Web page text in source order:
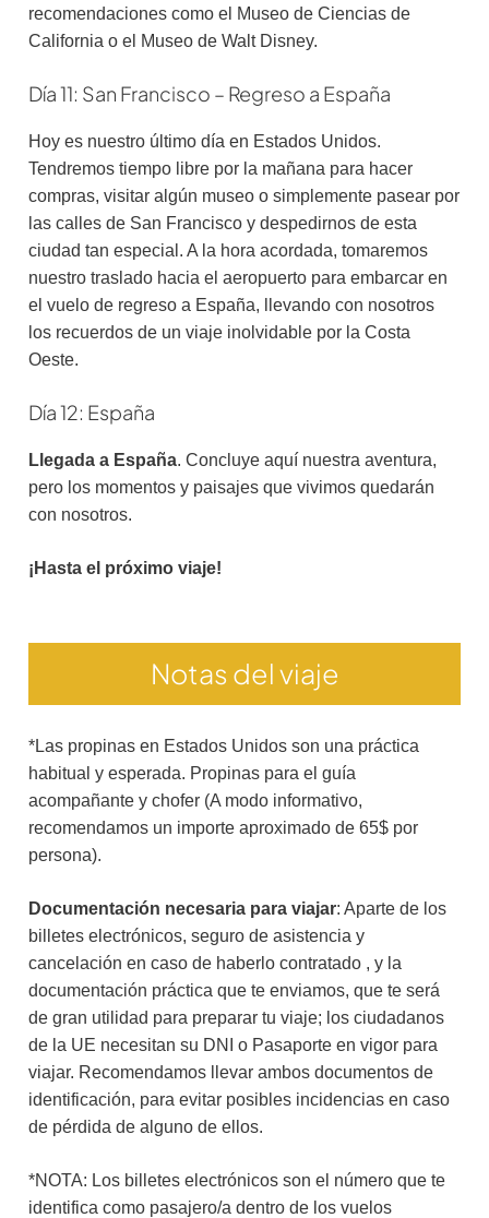
recomendaciones como el Museo de Ciencias de
California o el Museo de Walt Disney.
Día 11: San Francisco – Regreso a España
Hoy es nuestro último día en Estados Unidos.
Tendremos tiempo libre por la mañana para hacer
compras, visitar algún museo o simplemente pasear por
las calles de San Francisco y despedirnos de esta
ciudad tan especial. A la hora acordada, tomaremos
nuestro traslado hacia el aeropuerto para embarcar en
el vuelo de regreso a España, llevando con nosotros
los recuerdos de un viaje inolvidable por la Costa
Oeste.
Día 12: España
Llegada a España. Concluye aquí nuestra aventura,
pero los momentos y paisajes que vivimos quedarán
con nosotros.
¡Hasta el próximo viaje!
Notas del viaje
*Las propinas en Estados Unidos son una práctica
habitual y esperada. Propinas para el guía
acompañante y chofer (A modo informativo,
recomendamos un importe aproximado de 65$ por
persona).
Documentación necesaria para viajar: Aparte de los
billetes electrónicos, seguro de asistencia y
cancelación en caso de haberlo contratado , y la
documentación práctica que te enviamos, que te será
de gran utilidad para preparar tu viaje; los ciudadanos
de la UE necesitan su DNI o Pasaporte en vigor para
viajar. Recomendamos llevar ambos documentos de
identificación, para evitar posibles incidencias en caso
de pérdida de alguno de ellos.
*NOTA: Los billetes electrónicos son el número que te
identifica como pasajero/a dentro de los vuelos